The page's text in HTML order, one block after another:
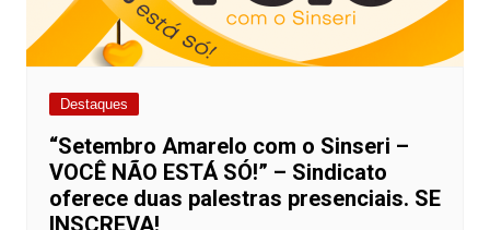
Destaques
“Setembro Amarelo com o Sinseri –
VOCÊ NÃO ESTÁ SÓ!” – Sindicato
oferece duas palestras presenciais. SE